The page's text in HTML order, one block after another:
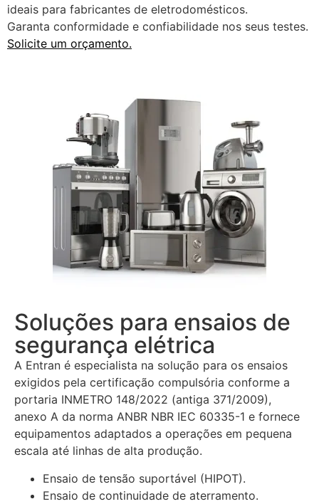
ideais para fabricantes de eletrodomésticos.
Garanta conformidade e confiabilidade nos seus testes.
Solicite um orçamento.
Soluções para ensaios de
segurança elétrica
A Entran é especialista na solução para os ensaios
exigidos pela certificação compulsória conforme a
portaria INMETRO 148/2022 (antiga 371/2009),
anexo A da norma ANBR NBR IEC 60335-1 e fornece
equipamentos adaptados a operações em pequena
escala até linhas de alta produção.
Ensaio de tensão suportável (HIPOT).
Ensaio de continuidade de aterramento.